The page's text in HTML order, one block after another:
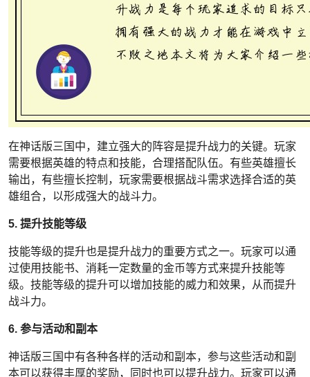
在神话版三国中，建立强大的阵容是提升战力的关键。玩家
需要根据英雄的特点和技能，合理搭配队伍。有些英雄擅长
输出，有些擅长控制，玩家需要根据战斗需求选择合适的英
雄组合，以形成强大的战斗力。
5. 提升技能等级
技能等级的提升也是提升战力的重要方式之一。玩家可以通
过使用技能书、消耗一定数量的金币等方式来提升技能等
级。技能等级的提升可以增加技能的威力和效果，从而提升
战斗力。
6. 参与活动和副本
神话版三国中有各种各样的活动和副本，参与这些活动和副
本可以获得丰厚的奖励，同时也可以提升战力。玩家可以通